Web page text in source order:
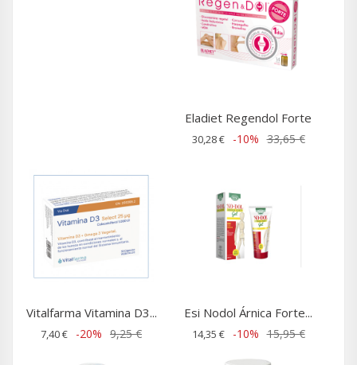
Eladiet Regendol Forte
30,28 € -10% 33,65 €
Vitalfarma Vitamina D3...
7,40 € -20% 9,25 €
Esi Nodol Árnica Forte...
14,35 € -10% 15,95 €